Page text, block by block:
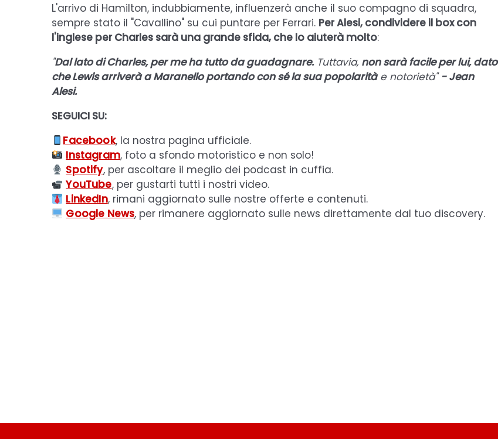
L'arrivo di Hamilton, indubbiamente, influenzerà anche il suo compagno di squadra,
sempre stato il "Cavallino" su cui puntare per Ferrari. Per Alesi, condividere il box con
l'inglese per Charles sarà una grande sfida, che lo aiuterà molto:
"Dal lato di Charles, per me ha tutto da guadagnare.Tuttavia, non sarà facile per lui, dato
che Lewis arriverà a Maranello portando con sé la sua popolaritàe notorietà" - Jean
Alesi.
SEGUICI SU:
Facebook, la nostra pagina ufficiale.
Instagram, foto a sfondo motoristico e non solo!
Spotify, per ascoltare il meglio dei podcast in cuffia.
YouTube, per gustarti tutti i nostri video.
LinkedIn, rimani aggiornato sulle nostre offerte e contenuti.
Google News, per rimanere aggiornato sulle news direttamente dal tuo discovery.